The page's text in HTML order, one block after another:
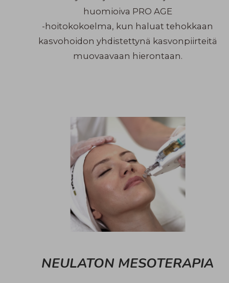
huomioiva PRO AGE
-hoitokokoelma, kun haluat tehokkaan
kasvohoidon yhdistettynä kasvonpiirteitä
muovaavaan hierontaan.
NEULATON MESOTERAPIA